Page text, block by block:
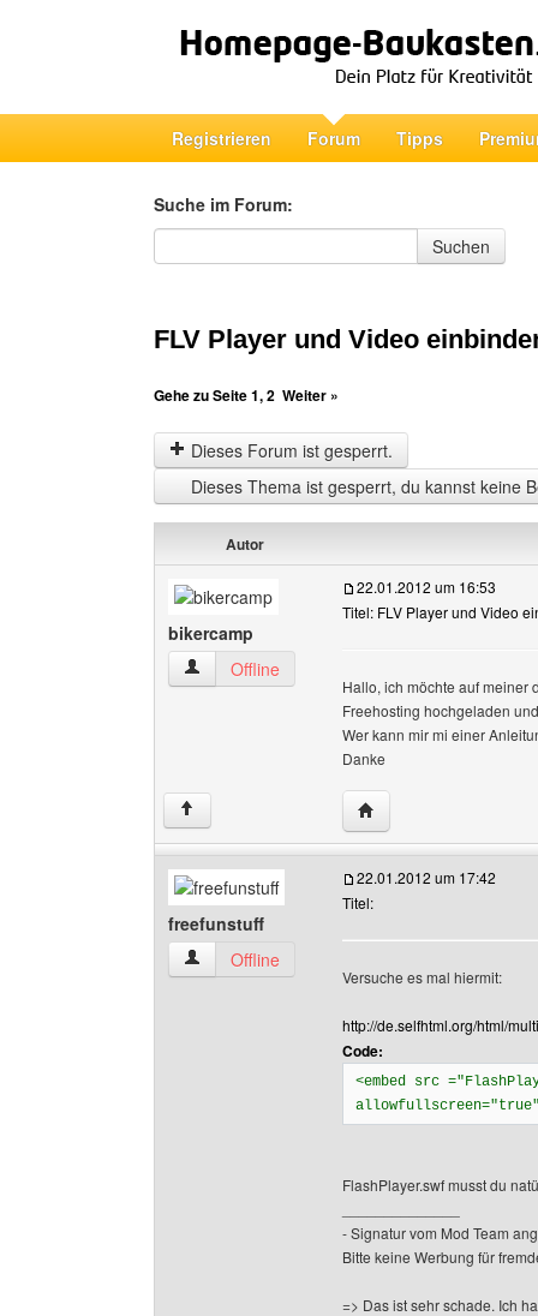
Registrieren Forum Tipps
Suche im Forum:
Suche im Forum
Suchen
FLV Player und Video
Gehe zu Seite1,2 Weiter »
Dieses Forum ist gesperrt.
Dieses Thema ist gesperrt, du kannst keine
Autor
bikercamp
bikercamp Benutzer-Profile anzeigen
Offline
22.01.2012 um 16:53
Titel: FLV Player und Video
Hallo, ich möchte auf meiner
Freehosting hochgeladen
Wer kann mir mi einer
Danke
↑ Website dieses
freefunstuff
freefunstuff Benutzer-Profile anzeigen
Offline
22.01.2012 um 17:42
Titel:
Versuche es mal hiermit:
http://de.selfhtml.org/html/
Code:
<embed src
FlashPlayer.swf musst du
- Signatur vom Mod Team
Bitte keine Werbung für
=> Das ist sehr schade. Ich